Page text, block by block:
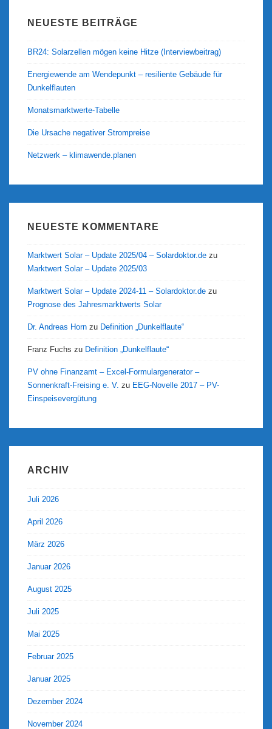
NEUESTE BEITRÄGE
BR24: Solarzellen mögen keine Hitze (Interviewbeitrag)
Energiewende am Wendepunkt – resiliente Gebäude für
Dunkelflauten
Monatsmarktwerte-Tabelle
Die Ursache negativer Strompreise
Netzwerk – klimawende.planen
NEUESTE KOMMENTARE
Marktwert Solar – Update 2025/04 – Solardoktor.de zu
Marktwert Solar – Update 2025/03
Marktwert Solar – Update 2024-11 – Solardoktor.de zu
Prognose des Jahresmarktwerts Solar
Dr. Andreas Horn zu Definition „Dunkelflaute“
Franz Fuchs zu Definition „Dunkelflaute“
PV ohne Finanzamt – Excel-Formulargenerator –
Sonnenkraft-Freising e. V. zu EEG-Novelle 2017 – PV-
Einspeisevergütung
ARCHIV
Juli 2026
April 2026
März 2026
Januar 2026
August 2025
Juli 2025
Mai 2025
Februar 2025
Januar 2025
Dezember 2024
November 2024